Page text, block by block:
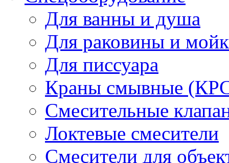
Для ванны и душа
Для раковины и
Для писсуара
Краны смывные
Смесительные
Локтевые смесители
Смесители для